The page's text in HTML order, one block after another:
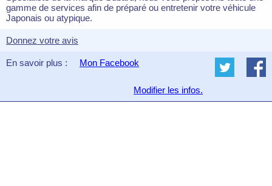
gamme de services afin de préparé ou entretenir votre véhicule
Japonais ou atypique.
Donnez votre avis
En savoir plus : Mon Facebook
Modifier les infos.